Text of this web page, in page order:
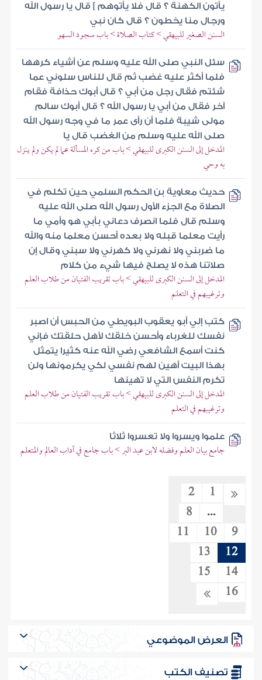
يأتون الكهنة ؟ قال فلا يأتوهم ] قال يا رسول الله
ورجال منا يخطون ؟ قال كان نبي
السنن الصغير للبيهقي > كتاب الصلاة > باب سجود السهو
سئل النبي صلى الله عليه وسلم عن أشياء كرهها
فلما أكثر عليه غضب ثم قال للناس سلوني عما
شئتم فقال رجل من أبي ؟ قال أبوك حذافة فقام
آخر فقال من أبي يا رسول الله ؟ قال أبوك سالم
مولى شيبة فلما أن رأى عمر ما في وجه رسول الله
صلى الله عليه وسلم من الغضب قال يا
المدخل إلى السنن الكبرى للبيهقي > باب من كره المسألة عما لم يكن ولم ينزل
به وحي
حديث معاوية بن الحكم السلمي حين تكلم في
الصلاة مع الجزء الأول رسول الله صلى الله عليه
وسلم قال فلما انصرف دعاني بأبي هو وأمي ما
رأيت معلما قبله ولا بعده أحسن معلما منه والله
ما ضربني ولا نهرني ولا كهرني ولا سبني وقال إن
صلاتنا هذه لا يصلح فيها شيء من كلام
المدخل إلى السنن الكبرى للبيهقي > باب تقريب الفتيان من طلاب العلم
وترغيبهم في التعلم
كتب إلي أبو يعقوب البويطي من الحبس أن اصبر
نفسك للغرباء وأحسن خلقك لأهل حلقتك فإني
كنت أسمع الشافعي رضي الله عنه كثيرا يتمثل
بهذا البيت أهين لهم نفسي لكي يكرمونها ولن
تكرم النفس التي لا تهينها
المدخل إلى السنن الكبرى للبيهقي > باب تقريب الفتيان من طلاب العلم
وترغيبهم في التعلم
علموا ويسروا ولا تعسروا ثلاثا
جامع بيان العلم وفضله لابن عبد البر > باب جامع في آداب العالم والمتعلم
1
2
...
8
9
10
11
12
13
14
15
16
العرض الموضوعي
تصنيف الكتب